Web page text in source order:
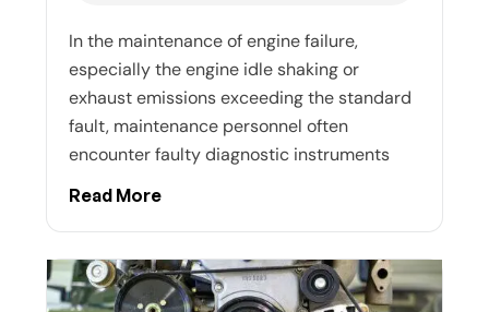
In the maintenance of engine failure,
especially the engine idle shaking or
exhaust emissions exceeding the standard
fault, maintenance personnel often
encounter faulty diagnostic instruments
Read More